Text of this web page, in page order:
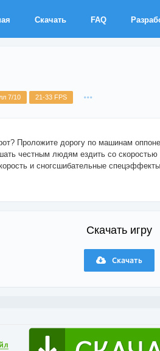
Скачать FAQ
7/10 21-33 FPS
Проложите дорогу по машинам
честным людям ездить со
и сногсшибательные
Скачать игру
Скачать